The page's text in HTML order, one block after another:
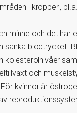
i kroppen,
minne och det
sänka blodtrycket.
och
kvinnor är